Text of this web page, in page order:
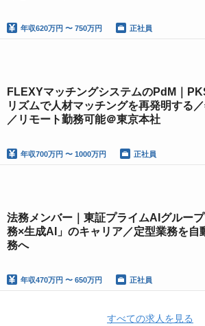
年収620万円 〜 750万円 正社員
FLEXYマッチングシステムのPdM｜
リズムで人材マッチングを再発明する
／リモート勤務可能＠東京本社
年収700万円 〜 1000万円 正社員
法務メンバー｜東証プライムAIグルー
務×生成AI」のキャリア／定型業務を自
務へ
年収470万円 〜 650万円 正社員
すべての求人を見る